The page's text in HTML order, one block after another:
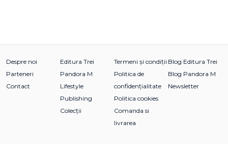
Despre noi
Parteneri
Contact
Editura Trei
Pandora M
Lifestyle
Publishing
Colecții
Termeni și condiții
Politica de
confidențialitate
Politica cookies
Comanda si
livrarea
Blog Editura Trei
Blog Pandora M
Newsletter